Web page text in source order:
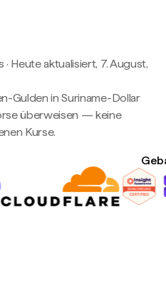
· Heute aktualisiert, 7. August,
Gulden in Suriname-Dollar
überweisen — keine
Kurse.